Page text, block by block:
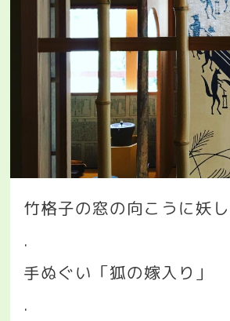
竹格子の窓の向こうに妖
.
手ぬぐい「狐の嫁入り」
.